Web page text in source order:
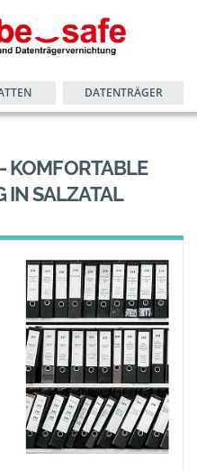
DATENTRÄGER
KOMFORTABLE
IN SALZATAL